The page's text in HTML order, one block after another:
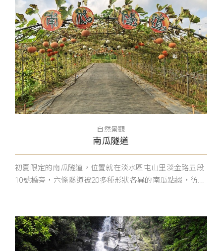
自然景觀
南瓜隧道
初夏限定的南瓜隧道，位置就在淡水區屯山里淡金路五段
10號橋旁，六條隧道被20多種形狀各異的南瓜點綴，彷...